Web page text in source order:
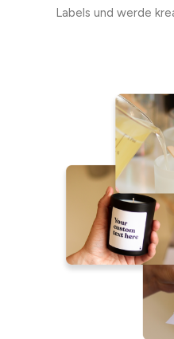
Labels und werde